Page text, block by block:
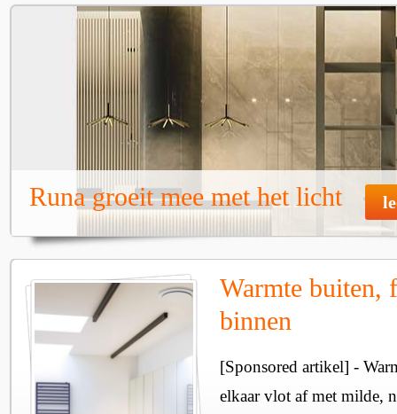
Runa groeit mee met het licht
Warmte buiten,
binnen
[Sponsored artikel] -
elkaar vlot af met milde,